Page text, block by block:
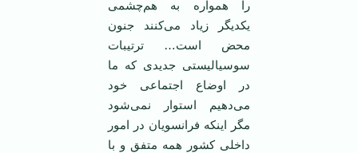
را همواره به هم‌چشمی
یکدیگر زیاد می‌کنند جنون
محض است… ترتیبات
سوسیالیستی جدیدی که ما
در اوضاع اجتماعی خود
می‌دهیم استوار نمی‌شود
مگر اینکه فرانسویان در امور
داخلی کشور همه متفق و با